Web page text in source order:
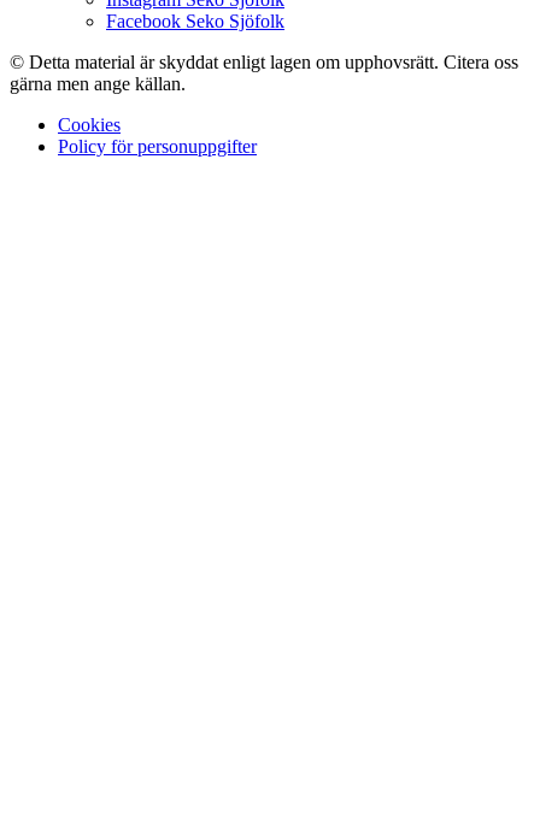
Facebook Seko Sjöfolk
© Detta material är skyddat enligt lagen om upphovsrätt. Citera oss
gärna men ange källan.
Cookies
Policy för personuppgifter